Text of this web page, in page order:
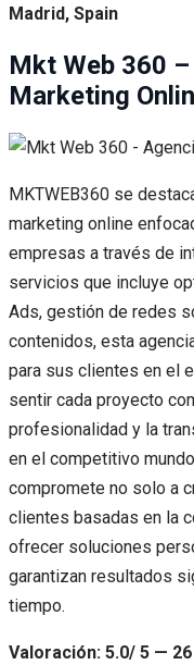
Madrid, Spain
Mkt Web 360
Marketing
MKTWEB360 se
marketing online
empresas a través de
servicios que incluye
Ads, gestión de redes
contenidos, esta
para sus clientes en el
sentir cada proyecto
profesionalidad y la
en el competitivo
compromete no solo a
clientes basadas en la
ofrecer soluciones
garantizan resultados
tiempo.
Valoración: 5.0/ 5 —